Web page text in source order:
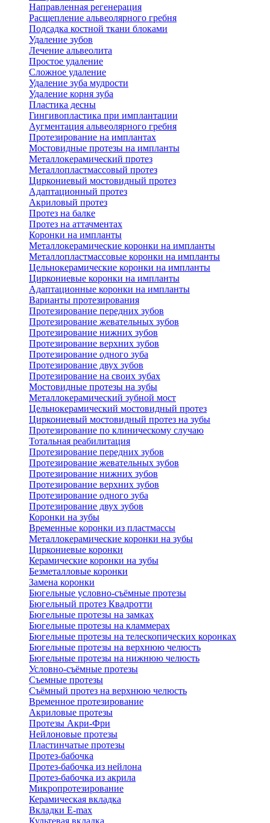
Направленная регенерация
Расщепление альвеолярного гребня
Подсадка костной ткани блоками
Удаление зубов
Лечение альвеолита
Простое удаление
Сложное удаление
Удаление зуба мудрости
Удаление корня зуба
Пластика десны
Гингивопластика при имплантации
Аугментация альвеолярного гребня
Протезирование на имплантах
Мостовидные протезы на импланты
Металлокерамический протез
Металлопластмассовый протез
Циркониевый мостовидный протез
Адаптационный протез
Акриловый протез
Протез на балке
Протез на аттачментах
Коронки на импланты
Металлокерамические коронки на импланты
Металлопластмассовые коронки на импланты
Цельнокерамические коронки на импланты
Циркониевые коронки на импланты
Адаптационные коронки на импланты
Варианты протезирования
Протезирование передних зубов
Протезирование жевательных зубов
Протезирование нижних зубов
Протезирование верхних зубов
Протезирование одного зуба
Протезирование двух зубов
Протезирование на своих зубах
Мостовидные протезы на зубы
Металлокерамический зубной мост
Цельнокерамический мостовидный протез
Циркониевый мостовидный протез на зубы
Протезирование по клиническому случаю
Тотальная реабилитация
Протезирование передних зубов
Протезирование жевательных зубов
Протезирование нижних зубов
Протезирование верхних зубов
Протезирование одного зуба
Протезирование двух зубов
Коронки на зубы
Временные коронки из пластмассы
Металлокерамические коронки на зубы
Циркониевые коронки
Керамические коронки на зубы
Безметалловые коронки
Замена коронки
Бюгельные условно-съёмные протезы
Бюгельный протез Квадротти
Бюгельные протезы на замках
Бюгельные протезы на кламмерах
Бюгельные протезы на телескопических коронках
Бюгельные протезы на верхнюю челюсть
Бюгельные протезы на нижнюю челюсть
Условно-съёмные протезы
Съемные протезы
Съёмный протез на верхнюю челюсть
Временное протезирование
Акриловые протезы
Протезы Акри-Фри
Нейлоновые протезы
Пластинчатые протезы
Протез-бабочка
Протез-бабочка из нейлона
Протез-бабочка из акрила
Микропротезирование
Керамическая вкладка
Вкладки E-max
Культевая вкладка